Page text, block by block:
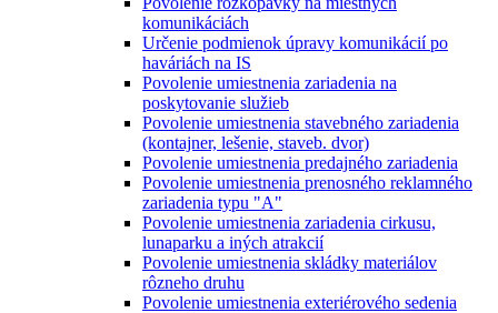
komunikáciách
Určenie podmienok úpravy komunikácií po
haváriách na IS
Povolenie umiestnenia zariadenia na
poskytovanie služieb
Povolenie umiestnenia stavebného zariadenia
(kontajner, lešenie, staveb. dvor)
Povolenie umiestnenia predajného zariadenia
Povolenie umiestnenia prenosného reklamného
zariadenia typu "A"
Povolenie umiestnenia zariadenia cirkusu,
lunaparku a iných atrakcií
Povolenie umiestnenia skládky materiálov
rôzneho druhu
Povolenie umiestnenia exteriérového sedenia